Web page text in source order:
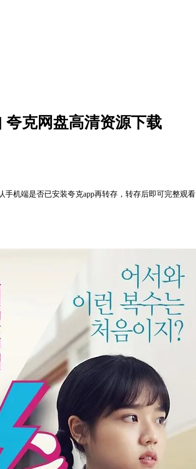
夸克网盘高清资源下载
机端是否已安装夸克app再转存，转存后即可完整观